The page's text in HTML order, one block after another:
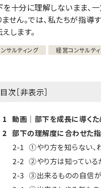
十分に理解しないまま、
せん。では、私たちが指導
します。
サルティング 経営コンサルテ
目次［非表示］
1 動画│部下を成長に導くた
2 部下の理解度に合わせた
2-1 ①やり方を知らない、
2-2 ②やり方は知っている
2-3 ③出来るものの自信